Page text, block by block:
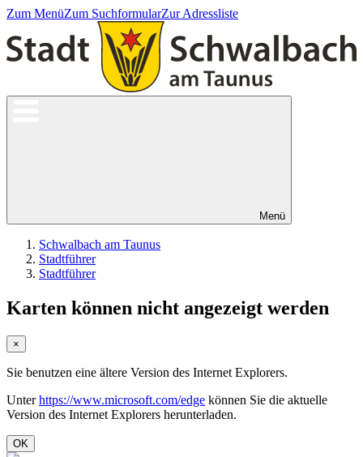
Zum MenüZum SuchformularZur Adressliste
Menü
Schwalbach am Taunus
Stadtführer
Stadtführer
Karten können nicht angezeigt werden
×
Sie benutzen eine ältere Version des Internet Explorers.
Unterhttps://www.microsoft.com/edge können Sie die aktuelle
Version des Internet Explorers herunterladen.
OK